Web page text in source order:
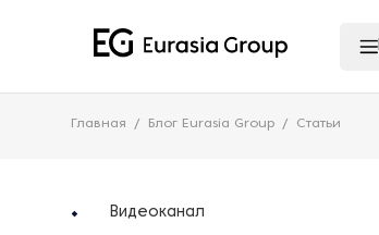
Главная Блог Eurasia Group Статьи
Видеоканал